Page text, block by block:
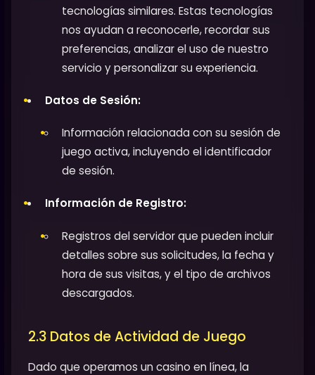
tecnologías similares. Estas tecnologías
nos ayudan a reconocerle, recordar sus
preferencias, analizar el uso de nuestro
servicio y personalizar su experiencia.
Datos de Sesión:
Información relacionada con su sesión de
juego activa, incluyendo el identificador
de sesión.
Información de Registro:
Registros del servidor que pueden incluir
detalles sobre sus solicitudes, la fecha y
hora de sus visitas, y el tipo de archivos
descargados.
2.3 Datos de Actividad de Juego
Dado que operamos un casino en línea, la